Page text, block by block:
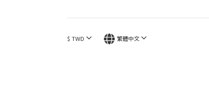
$ TWD 繁體中文